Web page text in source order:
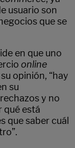
usuario son
que se
en que uno
online
opinión, “hay
su
y no
qué está
que saber cuál